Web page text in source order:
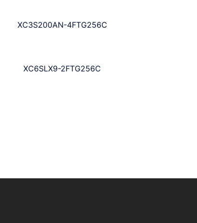
XC3S200AN-4FTG256C
XC6SLX9-2FTG256C